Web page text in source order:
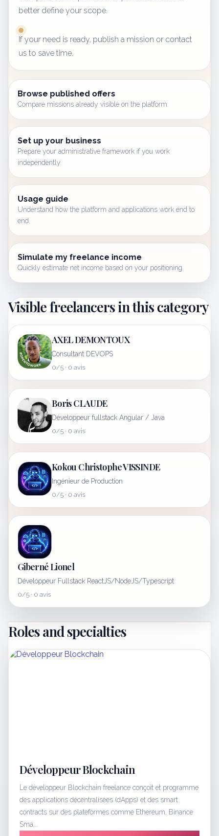
better define your scope.
If your need is ready, publish a mission or contact
us to save time.
Browse published offers
Compare missions already visible on the platform.
Set up your business
Prepare your administrative framework if you work
independently.
Usage guide
Understand how the platform and applications work end to
end.
Simulate my freelance income
Quickly estimate net income based on your positioning.
Visible freelancers in this category
AXEL DEMONTOUX
Consultant DEVOPS
0/5 · 0 avis
Boris CLAUDE
Développeur fullstack Angular / Java
0/5 · 0 avis
Kokou Christophe VISSINDE
Ingénieur de Production
0/5 · 0 avis
Giberné Lionel
Développeur Fullstack ReactJS/NodeJS/Typescript
0/5 · 0 avis
Roles and specialties
Développeur Blockchain
Le développeur Blockchain freelance conçoit et programme
des applications décentralisées (dApps) et des smart
contracts sur des plateformes comme Ethereum, Binance
Sma...